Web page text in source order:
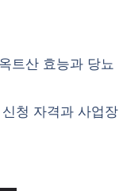
트산 효능과 당뇨
청 자격과 사업장